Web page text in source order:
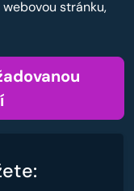
stránku,